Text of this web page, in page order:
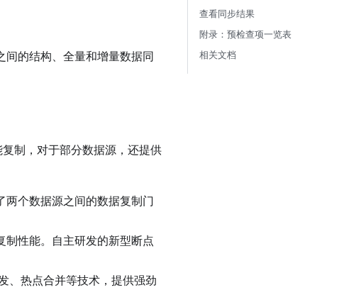
的结构、全量和增量数据同
制，对于部分数据源，还提供
个数据源之间的数据复制门
性能。自主研发的新型断点
、热点合并等技术，提供强劲
查看同步结果
附录：预检查项一览表
相关文档